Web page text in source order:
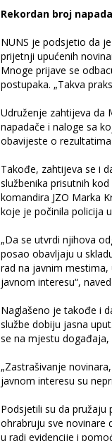
Rekordan broj
NUNS je podsjetio da
prijetnji upućenih
Mnoge prijave se
postupaka. „Takva
Udruženje zahtijeva da
napadače i naloge sa
obavijeste o rezultatima.
Takođe, zahtijeva se i
službenika prisutnih
komandira JZO Marka
koje je počinila policija
„Da se utvrdi njihova
posao obavljaju u
rad na javnim
javnom interesu“,
Naglašeno je takođe i
službe dobiju jasna
se na mjestu
„Zastrašivanje
javnom interesu su
Podsjetili su da pružaju
ohrabruju sve novinare
u radi evidencije i